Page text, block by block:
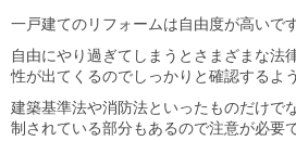
一戸建てのリフォームは自由度が高いです
自由にやり過ぎてしまうとさまざまな法
性が出てくるのでしっかりと確認するよ
建築基準法や消防法といったものだけで
制されている部分もあるので注意が必要で